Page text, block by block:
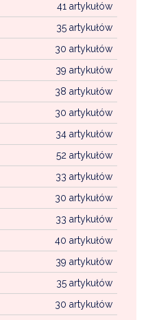
41 artykułów
35 artykułów
30 artykułów
39 artykułów
38 artykułów
30 artykułów
34 artykułów
52 artykułów
33 artykułów
30 artykułów
33 artykułów
40 artykułów
39 artykułów
35 artykułów
30 artykułów